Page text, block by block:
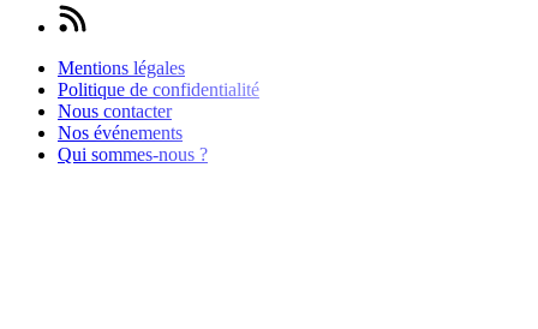
Mentions légales
Politique de confidentialité
Nous contacter
Nos événements
Qui sommes-nous ?